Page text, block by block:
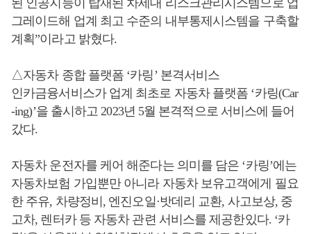
그레이드해 업계 최고 수준의 내부통제시스템을 구축할
계획”이라고 밝혔다.​
△자동차 종합 플랫폼 ‘카링’ 본격서비스
인카금융서비스가 업계 최초로 자동차 플랫폼 ‘카링(Car
-ing)’을 출시하고 2023년 5월 본격적으로 서비스에 들어
갔다.
자동차 운전자를 케어 해준다는 의미를 담은 ‘카링’에는
자동차보험 가입뿐만 아니라 자동차 보유고객에게 필요
한 주유, 차량정비, 엔진오일·밧데리 교환, 사고보상, 중
고차, 렌터카 등 자동차 관련 서비스를 제공한있다. ‘카